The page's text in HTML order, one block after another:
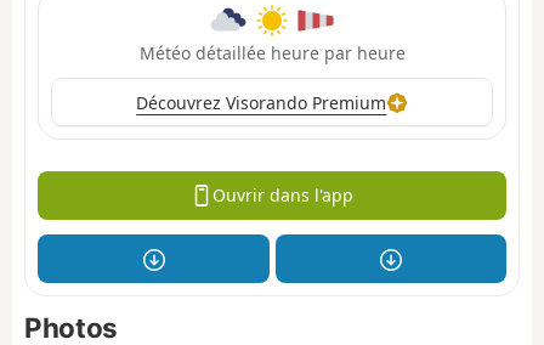
Météo détaillée heure par heure
Découvrez Visorando Premium
Ouvrir dans l'app
Photos